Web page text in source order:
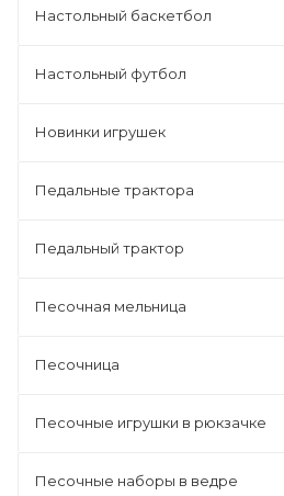
Настольный баскетбол
Настольный футбол
Новинки игрушек
Педальные трактора
Педальный трактор
Песочная мельница
Песочница
Песочные игрушки в рюкзачке
Песочные наборы в ведре